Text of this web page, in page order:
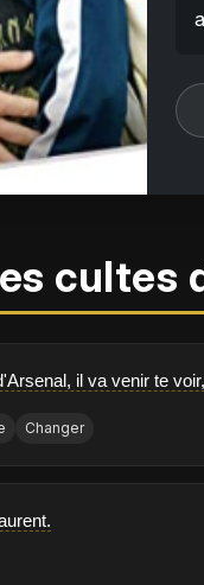
cultes
il va venir te
Changer